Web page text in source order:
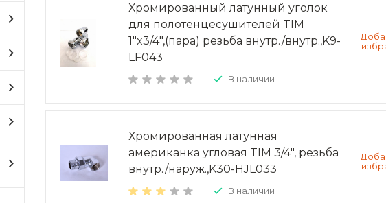
Хромированный латунный уголок
для полотенцесушителей TIM
1"x3/4",(пара) резьба внутр./внутр.,K9-
LF043
В наличии
Хромированная латунная
американка угловая TIM 3/4", резьба
внутр./наруж.,K30-HJL033
В наличии